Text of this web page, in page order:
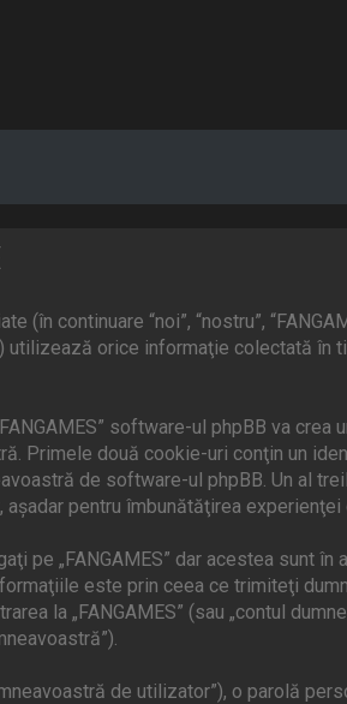
continuare “noi”, “nostru”,
utilizează orice informaţie colectată
software-ul phpBB va
Primele două cookie-uri conţin un
de software-ul phpBB. Un al
pentru îmbunătăţirea
pe „FANGAMES” dar acestea sunt
este prin ceea ce trimiteţi
la „FANGAMES” (sau „contul
de utilizator”), o parolă